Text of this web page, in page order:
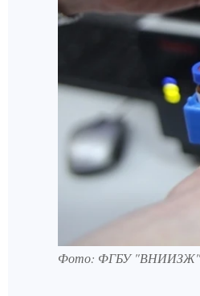
Фото: ФГБУ